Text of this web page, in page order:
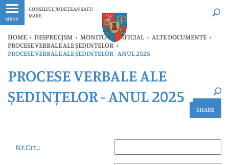
MENU
CONSILIUL JUDEȚEAN SATU
MARE
Ultimele
HOME › DESPRE CJSM › MONITORUL OFICIAL › ALTE DOCUMENTE ›
PROCESE VERBALE ALE ȘEDINȚELOR ›
PROCESE VERBALE ALE ȘEDINȚELOR - ANUL 2025
Ultimele Oricând
PROCESE VERBALE ALE
ȘEDINȚELOR - ANUL 2025
SHARE
Nr.Crt.: